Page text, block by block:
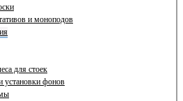
и моноподов
для стоек
установки фонов